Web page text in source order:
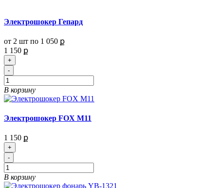
Электрошокер Гепард
от 2 шт по 1 050 ք
1 150 ք
+
-
В корзину
Электрошокер FOX M11
1 150 ք
+
-
В корзину